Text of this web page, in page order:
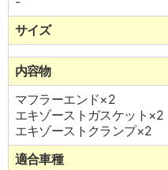
サイズ
内容物
マフラーエンド×2
エキゾーストガスケット×2
エキゾーストクランプ×2
適合車種